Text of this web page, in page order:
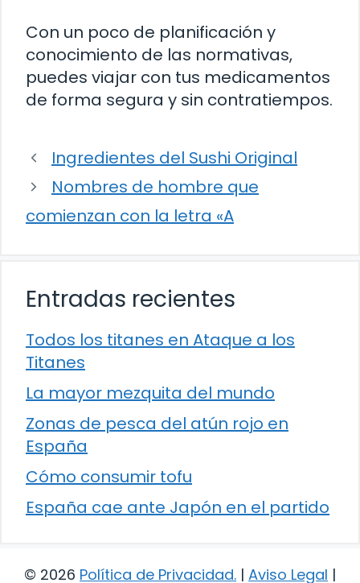
Con un poco de planificación y
conocimiento de las normativas,
puedes viajar con tus medicamentos
de forma segura y sin contratiempos.
Ingredientes del Sushi Original
Nombres de hombre que
comienzan con la letra «A
Entradas recientes
Todos los titanes en Ataque a los
Titanes
La mayor mezquita del mundo
Zonas de pesca del atún rojo en
España
Cómo consumir tofu
España cae ante Japón en el partido
© 2026 Política de Privacidad. | Aviso Legal |